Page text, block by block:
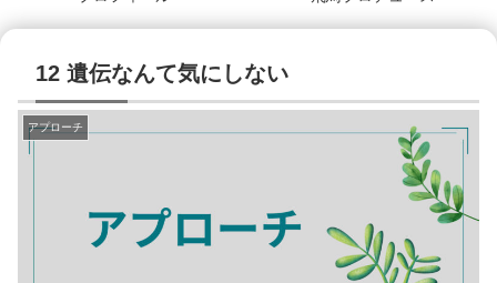
12 遺伝なんて気にしない
アプローチ